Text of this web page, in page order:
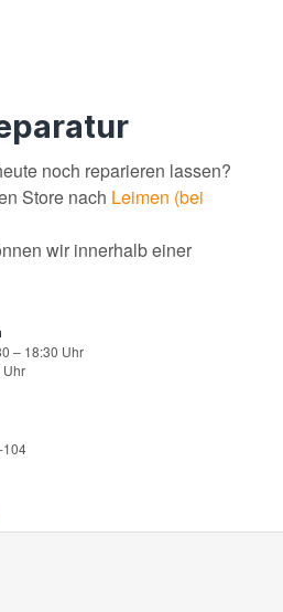
noch reparieren lassen?
Store nach Leimen (bei
wir innerhalb einer
– 18:30 Uhr
Uhr
104